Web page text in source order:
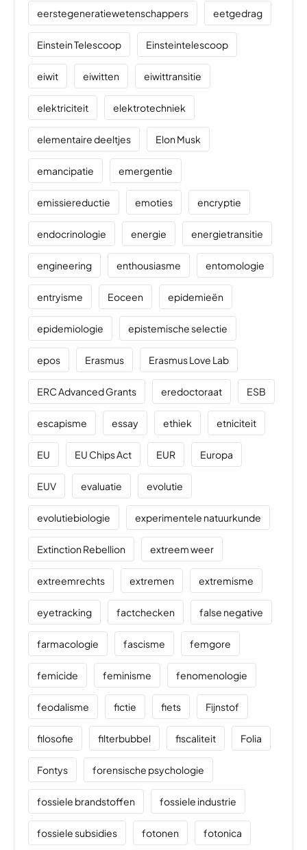
eerstegeneratiewetenschappers eetgedrag
Einstein Telescoop Einsteintelescoop
eiwit eiwitten eiwittransitie
elektriciteit elektrotechniek
elementaire deeltjes Elon Musk
emancipatie emergentie
emissiereductie emoties encryptie
endocrinologie energie energietransitie
engineering enthousiasme entomologie
entryisme Eoceen epidemieën
epidemiologie epistemische selectie
epos Erasmus Erasmus Love Lab
ERC Advanced Grants eredoctoraat ESB
escapisme essay ethiek etniciteit
EU EU Chips Act EUR Europa
EUV evaluatie evolutie
evolutiebiologie experimentele natuurkunde
Extinction Rebellion extreem weer
extreemrechts extremen extremisme
eyetracking factchecken false negative
farmacologie fascisme femgore
femicide feminisme fenomenologie
feodalisme fictie fiets Fijnstof
filosofie filterbubbel fiscaliteit Folia
Fontys forensische psychologie
fossiele brandstoffen fossiele industrie
fossiele subsidies fotonen fotonica